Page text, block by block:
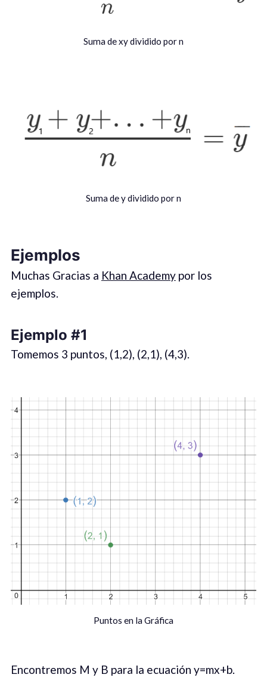
Suma de xy dividido por n
Suma de y dividido por n
Ejemplos
Muchas Gracias a Khan Academypor los
ejemplos.
Ejemplo #1
Tomemos 3 puntos, (1,2), (2,1), (4,3).
Puntos en la Gráfica
Encontremos M y B para la ecuación y=mx+b.